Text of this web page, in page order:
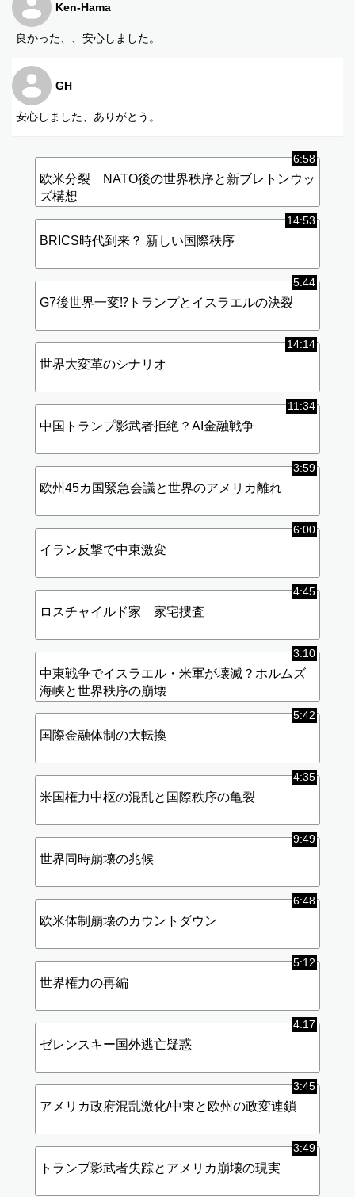
Ken-Hama
良かった、、安心しました。
GH
安心しました、ありがとう。
6:58
欧米分裂 NATO後の世界秩序と新ブレトンウッ
ズ構想
14:53
BRICS時代到来？ 新しい国際秩序
5:44
G7後世界一変⁉︎トランプとイスラエルの決裂
14:14
世界大変革のシナリオ
11:34
中国トランプ影武者拒絶？AI金融戦争
3:59
欧州45カ国緊急会議と世界のアメリカ離れ
6:00
イラン反撃で中東激変
4:45
ロスチャイルド家 家宅捜査
3:10
中東戦争でイスラエル・米軍が壊滅？ホルムズ
海峡と世界秩序の崩壊
5:42
国際金融体制の大転換
4:35
米国権力中枢の混乱と国際秩序の亀裂
9:49
世界同時崩壊の兆候
6:48
欧米体制崩壊のカウントダウン
5:12
世界権力の再編
4:17
ゼレンスキー国外逃亡疑惑
3:45
アメリカ政府混乱激化/中東と欧州の政変連鎖
3:49
トランプ影武者失踪とアメリカ崩壊の現実